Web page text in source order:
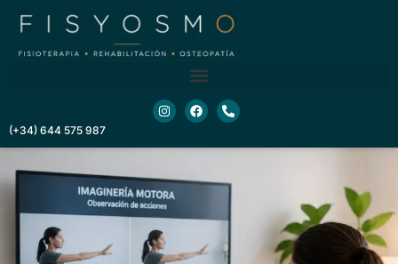
contenido
(+34) 644 575 987